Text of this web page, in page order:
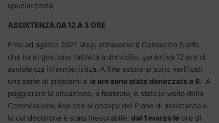
specializzata.
ASSISTENZA DA 12 A 3 ORE
Fino ad agosto 2021 l’Asp, attraverso il Consorzio Sisifo
che ha in gestione l’attività a domicilio, garantiva 12 ore di
assistenza infermieristica. A fine estate si sono verificati
una serie di problemi e le ore sono state dimezzate a 6. A
peggiorare la situazione, a febbraio, è stata la visita della
Commissione Asp che si occupa del Piano di assistenza e
la cui decisione è stata inesorabile: dal 1 marzo le ore di